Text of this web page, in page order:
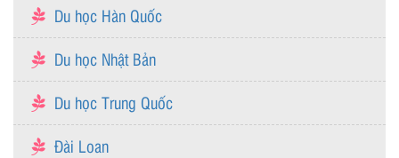
Du học Hàn Quốc
Du học Nhật Bản
Du học Trung Quốc
Đài Loan